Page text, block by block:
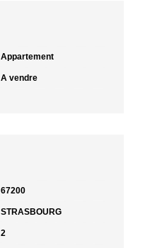
Appartement
A vendre
67200
STRASBOURG
2